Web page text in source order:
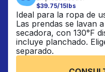
$39.75/15lbs
Ideal para la ropa de
Las prendas se lavan
secadora, con 130°F
incluye planchado.
separado.